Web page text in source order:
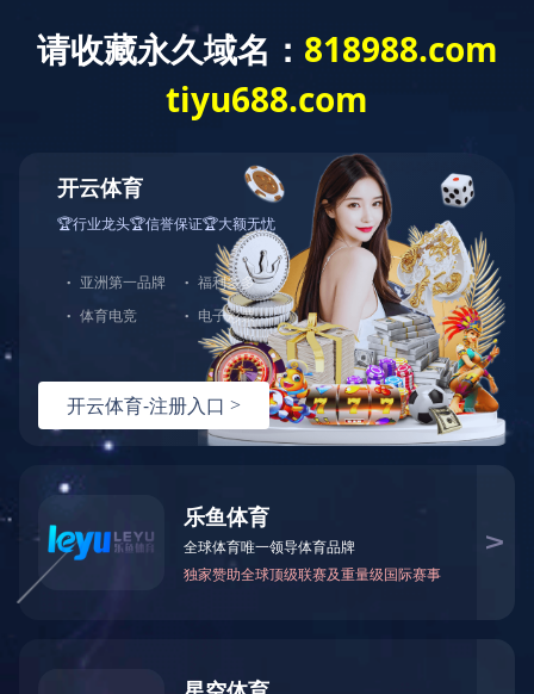
碳化硅外延片
碳化硅外延片代工服务
碳化硅相关检测服务
外延片清洗服务
碳化硅相关检测服务